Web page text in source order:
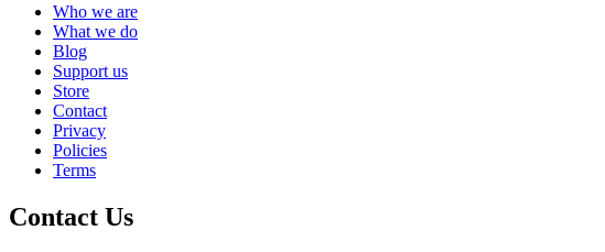
Who we are
What we do
Blog
Support us
Store
Contact
Privacy
Policies
Terms
Contact Us